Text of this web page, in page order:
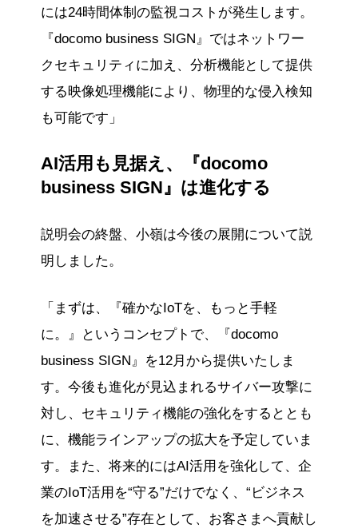
には24時間体制の監視コストが発生します。
『docomo business SIGN』ではネットワー
クセキュリティに加え、分析機能として提供
する映像処理機能により、物理的な侵入検知
も可能です」
AI活用も見据え、『docomo
business SIGN』は進化する
説明会の終盤、小嶺は今後の展開について説
明しました。
「まずは、『確かなIoTを、もっと手軽
に。』というコンセプトで、『docomo
business SIGN』を12月から提供いたしま
す。今後も進化が見込まれるサイバー攻撃に
対し、セキュリティ機能の強化をするととも
に、機能ラインアップの拡大を予定していま
す。また、将来的にはAI活用を強化して、企
業のIoT活用を“守る”だけでなく、“ビジネス
を加速させる”存在として、お客さまへ貢献し